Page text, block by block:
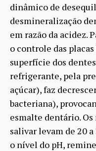
dinâmico de
desmineralização
em razão da acidez.
o controle das
superfície dos
refrigerante, pela
açúcar), faz
bacteriana),
esmalte dentário. Os
salivar levam de 20
o nível do pH,